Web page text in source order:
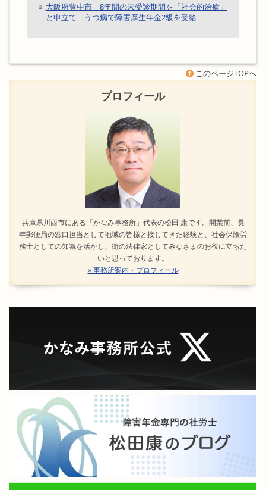
大阪府豊中市 8年間の未受診期間を「社会的治癒」
と申立て うつ病で障害厚生年金2級を受給
このページTOPへ
プロフィール
兵庫県川西市にある「かなみ事務所」代表の松田 康です。開業前、長
年郵便局の窓口担当として地域の皆様と接してきた経験と、社会保険労
務士としての知識を活かし、街の法律家としてみなさまのお役に立ちた
いと思っております。
» 事務所案内・プロフィール